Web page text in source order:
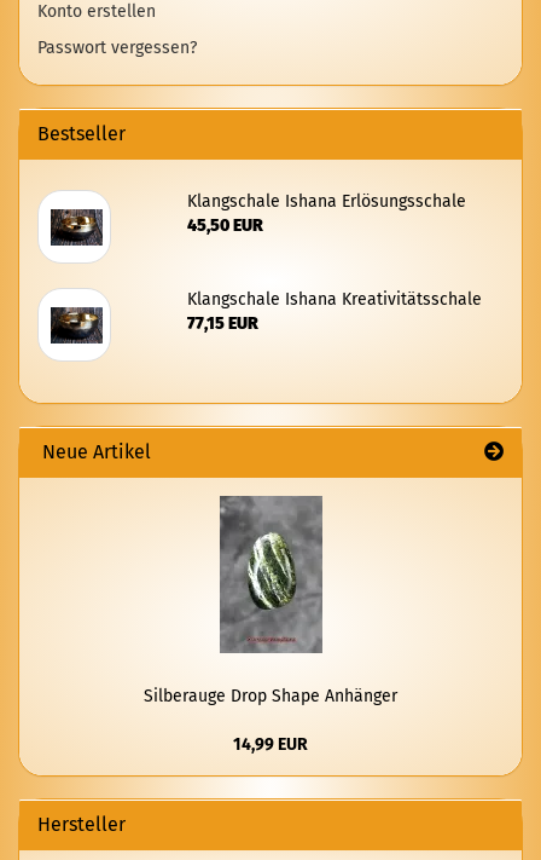
Konto erstellen
Passwort vergessen?
Bestseller
Klang­scha­le Isha­na Er­lö­sungs­scha­le
45,50 EUR
Klang­scha­le Isha­na Krea­ti­vi­täts­scha­le
77,15 EUR
Neue Artikel
Sil­ber­au­ge Drop Shape An­hän­ger
14,99 EUR
Hersteller